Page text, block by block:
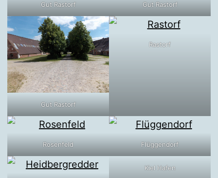
Gut Rastorf Gut Rastorf
Gut Rastorf
Rastorf
Rosenfeld Flüggendorf
Kiel Hafen